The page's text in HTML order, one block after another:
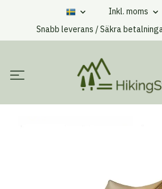
Inkl. moms
Snabb leverans / Säkra